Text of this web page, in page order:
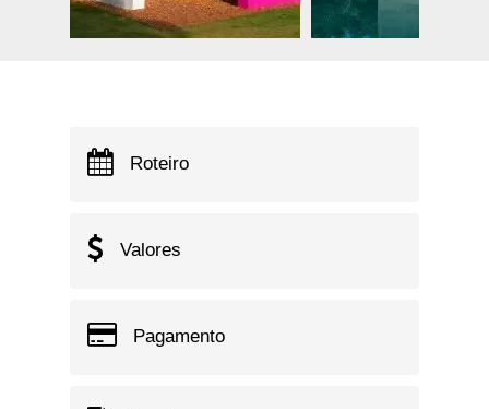
Roteiro
Valores
Pagamento